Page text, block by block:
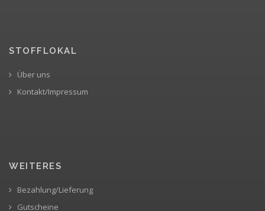
STOFFLOKAL
Über uns
Kontakt/Impressum
WEITERES
Bezahlung/Lieferung
Gutscheine